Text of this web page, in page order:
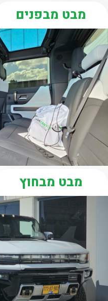
מבט מבפנים
מבט מבחוץ